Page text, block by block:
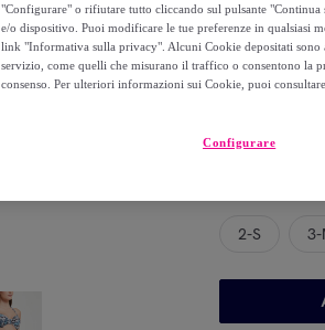
23,95 €
- %
Modello
2-S 3-
"Configurare" o rifiutare tutto cliccando sul pulsante "Continua
e/o dispositivo. Puoi modificare le tue preferenze in qualsiasi
link "Informativa sulla privacy". Alcuni Cookie depositati sono
servizio, come quelli che misurano il traffico o consentono la
consenso. Per ulteriori informazioni sui Cookie, puoi
Configurare